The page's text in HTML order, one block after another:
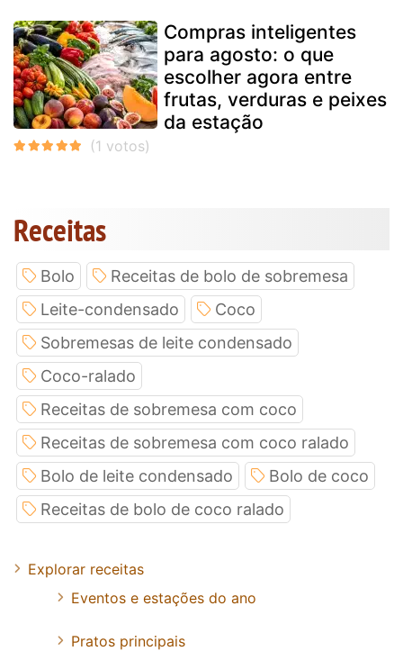
Compras inteligentes
para agosto: o que
escolher agora entre
frutas, verduras e peixes
da estação
Receitas
Bolo
Receitas de bolo de sobremesa
Leite-condensado
Coco
Sobremesas de leite condensado
Coco-ralado
Receitas de sobremesa com coco
Receitas de sobremesa com coco ralado
Bolo de leite condensado
Bolo de coco
Receitas de bolo de coco ralado
Explorar receitas
Eventos e estações do ano
Pratos principais